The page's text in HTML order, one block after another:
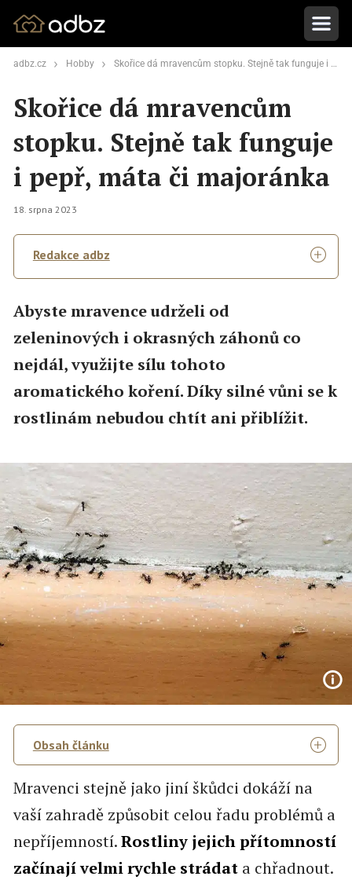
adbz.cz Hobby Skořice dá mravencům stopku. Stejně tak funguje i pepř, máta či majoránka
Skořice dá mravencům
stopku. Stejně tak funguje
i pepř, máta či majoránka
18. srpna 2023
Redakce adbz
Abyste mravence udrželi od
zeleninových i okrasných záhonů co
nejdál, využijte sílu tohoto
aromatického koření. Díky silné vůni se k
rostlinám nebudou chtít ani přiblížit.
Obsah článku
Mravenci stejně jako jiní škůdci dokáží na
vaší zahradě způsobit celou řadu problémů a
nepříjemností.Rostliny jejich přítomností
začínají velmi rychle strádata chřadnout.